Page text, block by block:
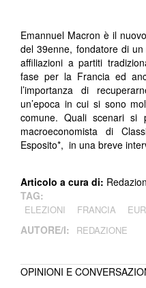
Emannuel Macron è il
del 39enne, fondatore di
affiliazioni a partiti
fase per la Francia ed
l’importanza di
un’epoca in cui si sono
comune. Quali scenari
macroeconomista di
Esposito*, in una breve
Articolo a cura di:
TAG:
ELEZIONI FRANCIA
AUTORE/I: REDAZIONE
OPINIONI E